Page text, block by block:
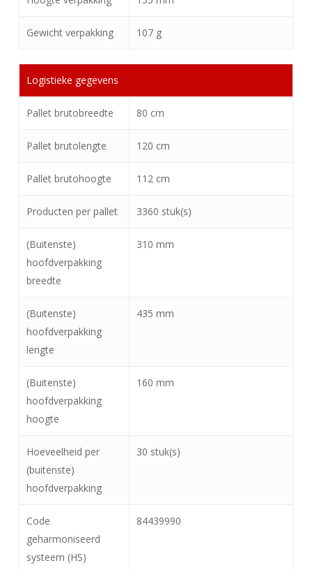
Gewicht verpakking 107 g
Logistieke gegevens
Pallet brutobreedte 80 cm
Pallet brutolengte 120 cm
Pallet brutohoogte 112 cm
Producten per pallet 3360 stuk(s)
(Buitenste)
hoofdverpakking
breedte
310 mm
(Buitenste)
hoofdverpakking
lengte
435 mm
(Buitenste)
hoofdverpakking
hoogte
160 mm
Hoeveelheid per
(buitenste)
hoofdverpakking
30 stuk(s)
Code
geharmoniseerd
systeem (HS)
84439990